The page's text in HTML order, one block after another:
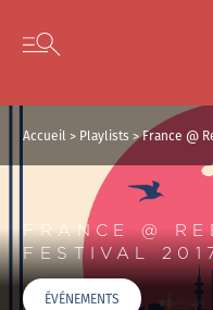
Skip to content
Open secondary menu
Accueil > Playlists >France @
FRANCE @
FESTIVAL
ÉVÉNEMENTS